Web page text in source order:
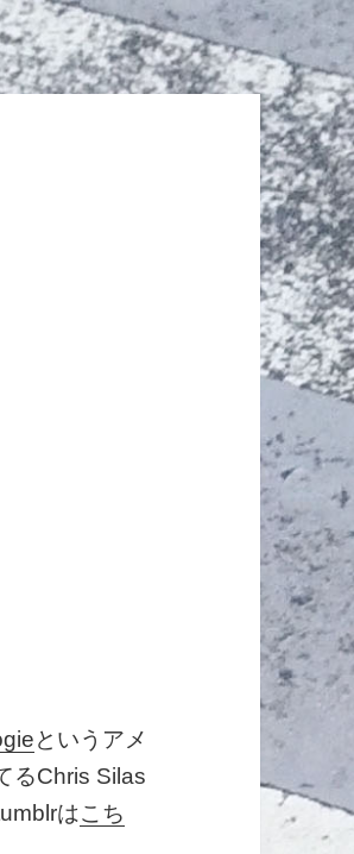
というアメ
るChris Silas
はこち